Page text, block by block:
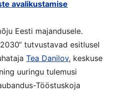
avalikustamise
Eesti majandusele.
tutvustavad esitlusel
Tea Danilov, keskuse
ning uuringu tulemusi
Tööstuskoja